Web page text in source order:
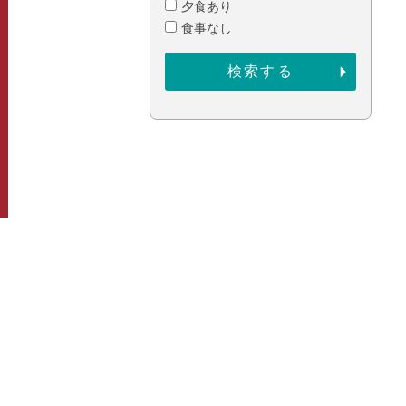
夕食あり
食事なし